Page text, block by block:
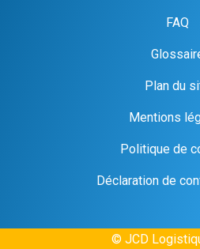
FAQ
Plan du
Mentions
Politique de
Déclaration de
© JCD